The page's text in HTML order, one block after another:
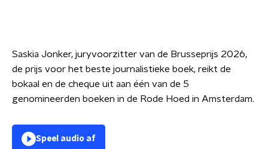
Saskia Jonker, juryvoorzitter van de Brusseprijs 2026,
de prijs voor het beste journalistieke boek, reikt de
bokaal en de cheque uit aan één van de 5
genomineerden boeken in de Rode Hoed in Amsterdam.
Speel audio af